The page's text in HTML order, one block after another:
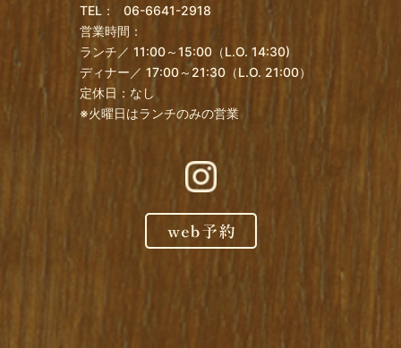
TEL：
06-6641-2918
営業時間：
ランチ／ 11:00～15:00（L.O. 14:30)
ディナー／ 17:00～21:30（L.O. 21:00）
定休日：なし
※火曜日はランチのみの営業